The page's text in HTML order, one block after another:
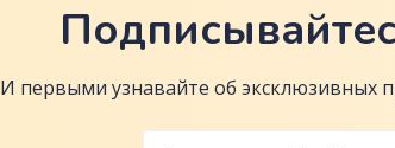
И первыми узнавайте об эксклюзивных